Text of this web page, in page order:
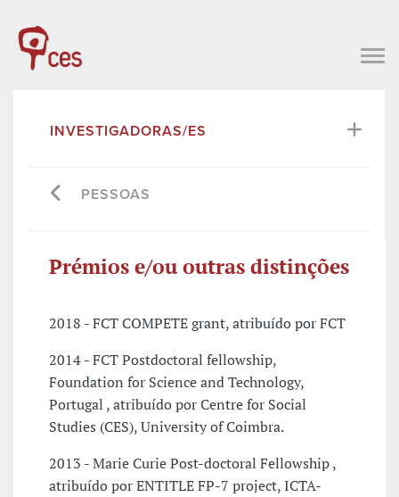
INVESTIGADORAS/ES
PESSOAS
Prémios e/ou outras distinções
2018 - FCT COMPETE grant, atribuído por FCT
2014 - FCT Postdoctoral fellowship,
Foundation for Science and Technology,
Portugal , atribuído por Centre for Social
Studies (CES), University of Coimbra.
2013 - Marie Curie Post-doctoral Fellowship ,
atribuído por ENTITLE FP-7 project, ICTA-